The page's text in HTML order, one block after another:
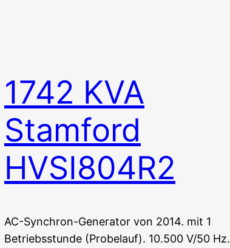
1742 KVA
Stamford
HVSI804R2
AC-Synchron-Generator von 2014. mit 1
Betriebsstunde (Probelauf). 10.500 V/50 Hz.